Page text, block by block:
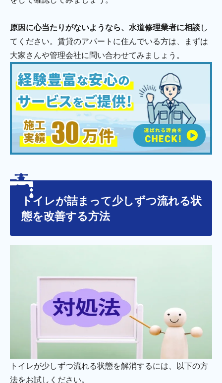
原因に心当たりがないようなら、水道修理業者に相談し
てください。賃貸のアパートに住んでいる方は、まずは
大家さんや管理会社に問い合わせてみましょう。
トイレが詰まって少しずつ流れる状
態を改善する方法
トイレが少しずつ流れる状態を解消するには、以下の方
法をお試しください。